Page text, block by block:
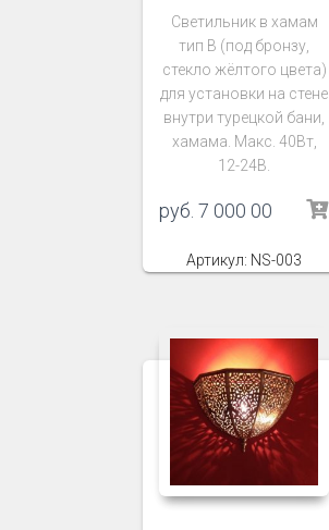
Светильник в хамам
тип В (под бронзу,
стекло жёлтого цвета)
для установки на стене
внутри турецкой бани,
хамама. Макс. 40Вт,
12-24В.
руб. 7 000 00
Артикул: NS-003